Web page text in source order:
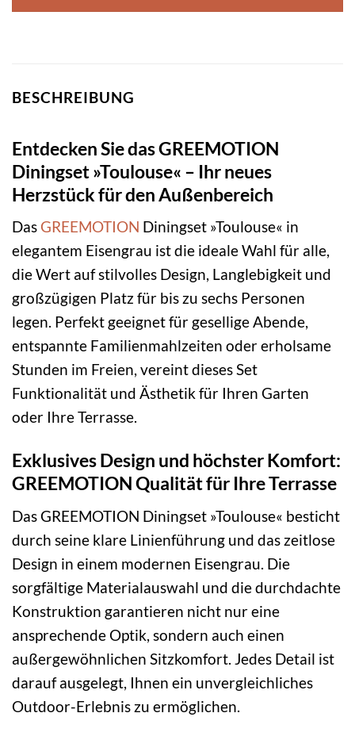
BESCHREIBUNG
Entdecken Sie das GREEMOTION
Diningset »Toulouse« – Ihr neues
Herzstück für den Außenbereich
Das GREEMOTION Diningset »Toulouse« in
elegantem Eisengrau ist die ideale Wahl für alle,
die Wert auf stilvolles Design, Langlebigkeit und
großzügigen Platz für bis zu sechs Personen
legen. Perfekt geeignet für gesellige Abende,
entspannte Familienmahlzeiten oder erholsame
Stunden im Freien, vereint dieses Set
Funktionalität und Ästhetik für Ihren Garten
oder Ihre Terrasse.
Exklusives Design und höchster Komfort:
GREEMOTION Qualität für Ihre Terrasse
Das GREEMOTION Diningset »Toulouse« besticht
durch seine klare Linienführung und das zeitlose
Design in einem modernen Eisengrau. Die
sorgfältige Materialauswahl und die durchdachte
Konstruktion garantieren nicht nur eine
ansprechende Optik, sondern auch einen
außergewöhnlichen Sitzkomfort. Jedes Detail ist
darauf ausgelegt, Ihnen ein unvergleichliches
Outdoor-Erlebnis zu ermöglichen.